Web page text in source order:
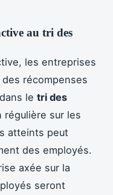
au tri des
les entreprises
récompenses
le tri des
régulière sur les
atteints peut
des employés.
axée sur la
seront